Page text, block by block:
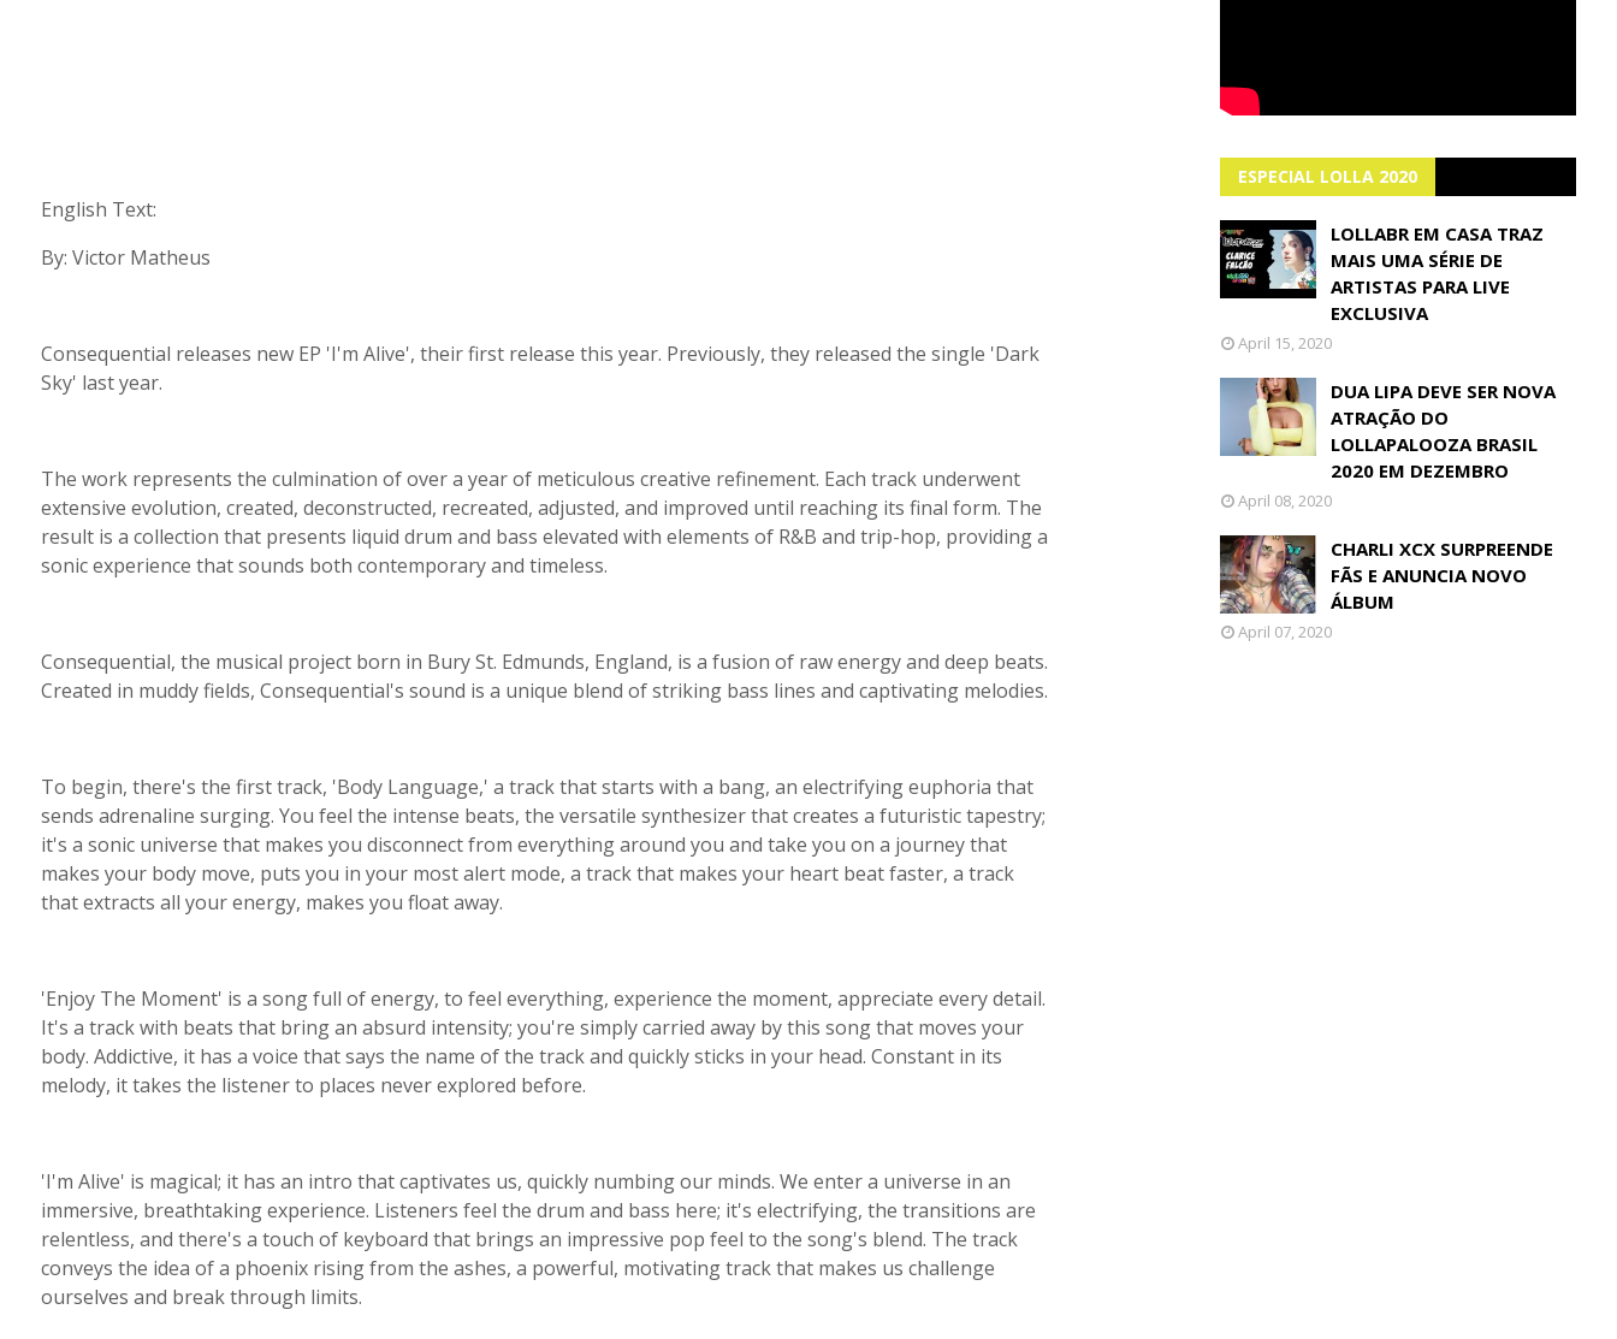
English Text:
By: Victor Matheus
Consequential releases new EP 'I'm Alive', their first release this year. Previously, they released the single 'Dark
Sky' last year.
The work represents the culmination of over a year of meticulous creative refinement. Each track underwent
extensive evolution, created, deconstructed, recreated, adjusted, and improved until reaching its final form. The
result is a collection that presents liquid drum and bass elevated with elements of R&B and trip-hop, providing a
sonic experience that sounds both contemporary and timeless.
Consequential, the musical project born in Bury St. Edmunds, England, is a fusion of raw energy and deep beats.
Created in muddy fields, Consequential's sound is a unique blend of striking bass lines and captivating melodies.
To begin, there's the first track, 'Body Language,' a track that starts with a bang, an electrifying euphoria that
sends adrenaline surging. You feel the intense beats, the versatile synthesizer that creates a futuristic tapestry;
it's a sonic universe that makes you disconnect from everything around you and take you on a journey that
makes your body move, puts you in your most alert mode, a track that makes your heart beat faster, a track
that extracts all your energy, makes you float away.
'Enjoy The Moment' is a song full of energy, to feel everything, experience the moment, appreciate every detail.
It's a track with beats that bring an absurd intensity; you're simply carried away by this song that moves your
body. Addictive, it has a voice that says the name of the track and quickly sticks in your head. Constant in its
melody, it takes the listener to places never explored before.
'I'm Alive' is magical; it has an intro that captivates us, quickly numbing our minds. We enter a universe in an
immersive, breathtaking experience. Listeners feel the drum and bass here; it's electrifying, the transitions are
relentless, and there's a touch of keyboard that brings an impressive pop feel to the song's blend. The track
conveys the idea of ​​a phoenix rising from the ashes, a powerful, motivating track that makes us challenge
ourselves and break through limits.
ESPECIAL LOLLA 2020
LOLLABR EM CASA TRAZ
MAIS UMA SÉRIE DE
ARTISTAS PARA LIVE
EXCLUSIVA
April 15, 2020
DUA LIPA DEVE SER NOVA
ATRAÇÃO DO
LOLLAPALOOZA BRASIL
2020 EM DEZEMBRO
April 08, 2020
CHARLI XCX SURPREENDE
FÃS E ANUNCIA NOVO
ÁLBUM
April 07, 2020